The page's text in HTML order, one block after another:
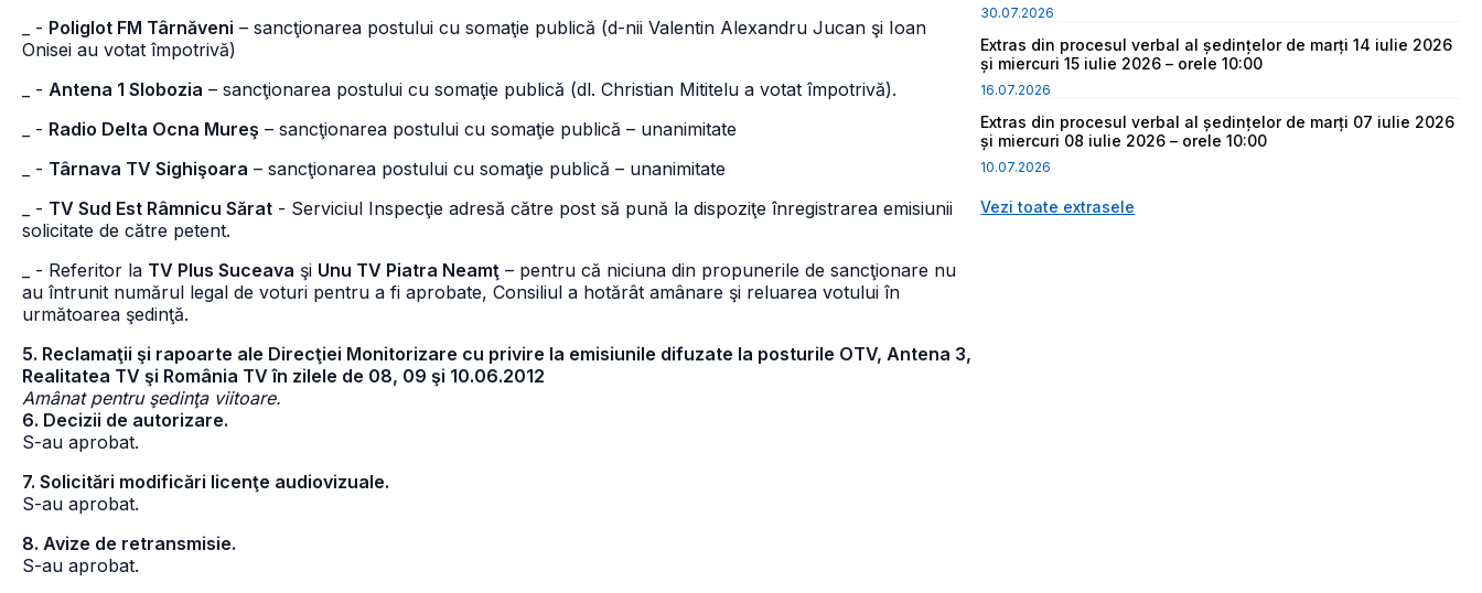
_ - Poliglot FM Târnăveni – sancţionarea postului cu somaţie publică (d-nii Valentin Alexandru Jucan şi Ioan
Onisei au votat împotrivă)
_ - Antena 1 Slobozia – sancţionarea postului cu somaţie publică (dl. Christian Mititelu a votat împotrivă).
_ - Radio Delta Ocna Mureş – sancţionarea postului cu somaţie publică – unanimitate
_ - Târnava TV Sighişoara – sancţionarea postului cu somaţie publică – unanimitate
_ - TV Sud Est Râmnicu Sărat - Serviciul Inspecţie adresă către post să pună la dispoziţe înregistrarea emisiunii
solicitate de către petent.
_ - Referitor la TV Plus Suceava şi Unu TV Piatra Neamţ – pentru că niciuna din propunerile de sancţionare nu
au întrunit numărul legal de voturi pentru a fi aprobate, Consiliul a hotărât amânare şi reluarea votului în
următoarea şedinţă.
5. Reclamaţii şi rapoarte ale Direcţiei Monitorizare cu privire la emisiunile difuzate la posturile OTV, Antena 3,
Realitatea TV şi România TV în zilele de 08, 09 şi 10.06.2012
Amânat pentru şedinţa viitoare.
6. Decizii de autorizare.
S-au aprobat.
7. Solicitări modificări licenţe audiovizuale.
S-au aprobat.
8. Avize de retransmisie.
S-au aprobat.
30.07.2026
Extras din procesul verbal al ședințelor de marți 14 iulie 2026
și miercuri 15 iulie 2026 – orele 10:00
16.07.2026
Extras din procesul verbal al ședințelor de marți 07 iulie 2026
și miercuri 08 iulie 2026 – orele 10:00
10.07.2026
Vezi toate extrasele